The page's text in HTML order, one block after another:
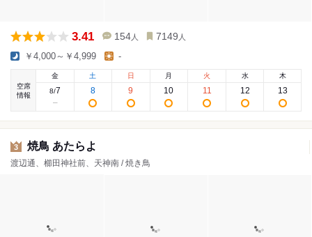
3.41 154 人 7149 人
￥4,000～￥4,999 -
空席
情報
金
8/7
土
8
日
9
月
10
火
11
水
12
木
13
3 焼鳥 あたらよ
渡辺通、櫛田神社前、天神南 / 焼き鳥